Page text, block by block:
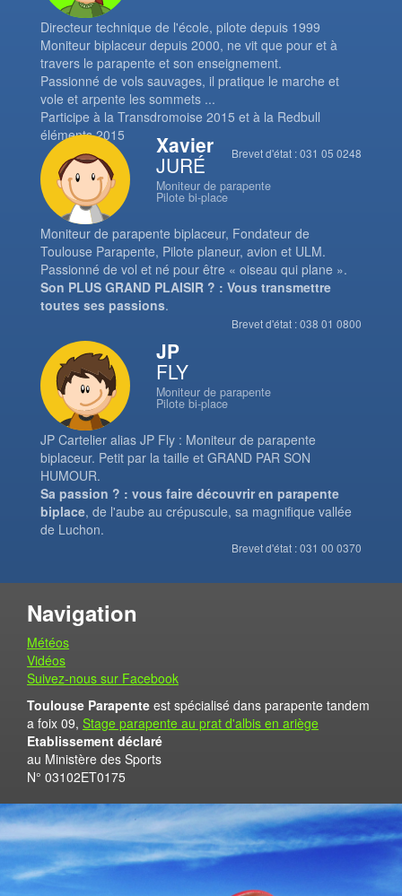
Directeur technique de l'école, pilote depuis 1999
Moniteur biplaceur depuis 2000, ne vit que pour et à
travers le parapente et son enseignement.
Passionné de vols sauvages, il pratique le marche et
vole et arpente les sommets ...
Participe à la Transdromoise 2015 et à la Redbull
éléments 2015
Brevet d'état : 031 05 0248
Xavier
JURÉ
Moniteur de parapente
Pilote bi-place
Moniteur de parapente biplaceur, Fondateur de
Toulouse Parapente, Pilote planeur, avion et ULM.
Passionné de vol et né pour être « oiseau qui plane ».
Son PLUS GRAND PLAISIR ? : Vous transmettre
toutes ses passions.
Brevet d'état : 038 01 0800
JP
FLY
Moniteur de parapente
Pilote bi-place
JP Cartelier alias JP Fly : Moniteur de parapente
biplaceur. Petit par la taille et GRAND PAR SON
HUMOUR.
Sa passion ? : vous faire découvrir en parapente
biplace, de l'aube au crépuscule, sa magnifique vallée
de Luchon.
Brevet d'état : 031 00 0370
Navigation
Météos
Vidéos
Suivez-nous sur Facebook
Toulouse Parapente est spécialisé dans parapente tandem
a foix 09, Stage parapente au prat d'albis en ariège
Etablissement déclaré
au Ministère des Sports
N° 03102ET0175